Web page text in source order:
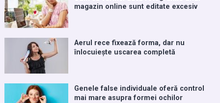
magazin online sunt editate excesiv
Aerul rece fixează forma, dar nu
înlocuiește uscarea completă
Genele false individuale oferă control
mai mare asupra formei ochilor